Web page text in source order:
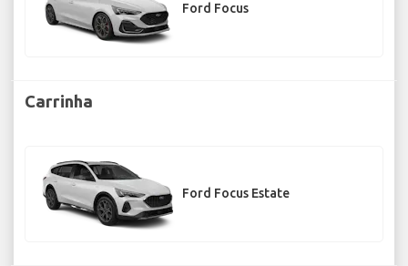
Ford Focus
Carrinha
Ford Focus Estate